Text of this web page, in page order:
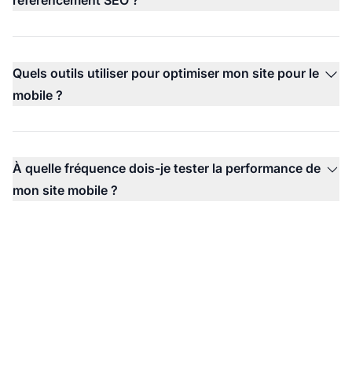
Quels outils utiliser pour optimiser mon site pour le
mobile ?
À quelle fréquence dois-je tester la performance de
mon site mobile ?